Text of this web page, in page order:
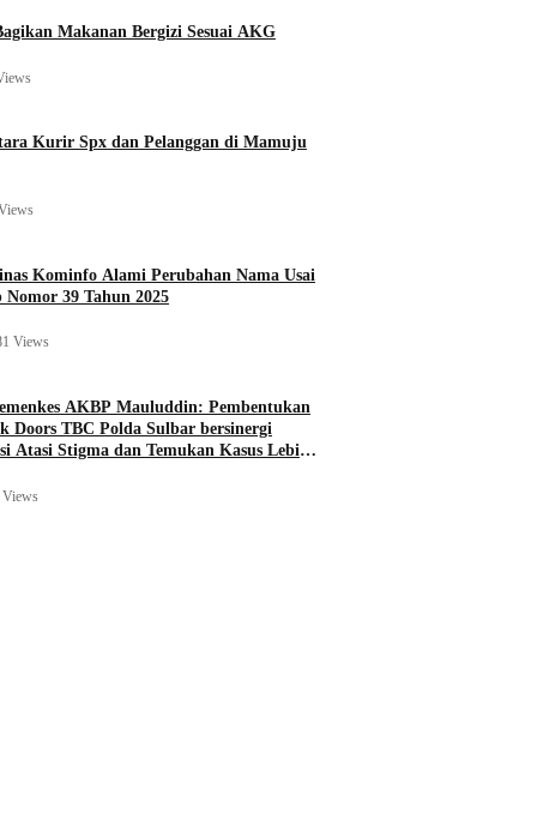
Makanan Bergizi Sesuai AKG
Kurir Spx dan Pelanggan di Mamuju
Kominfo Alami Perubahan Nama Usai
39 Tahun 2025
Views
AKBP Mauluddin: Pembentukan
Doors TBC Polda Sulbar bersinergi
Atasi Stigma dan Temukan Kasus Lebih
Views